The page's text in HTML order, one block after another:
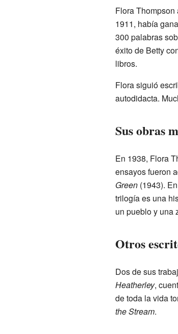
Flora Thompson
1911, había
300 palabras
éxito de Betty
libros.
Flora siguió
autodidacta.
Sus obras
En 1938, Flora
ensayos fueron
Green(1943).
trilogía es una
un pueblo y una
Otros
Dos de sus
Heatherley,
de toda la vida
the Stream.